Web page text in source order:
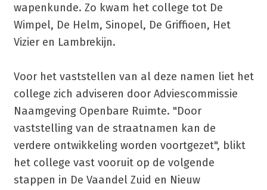
wapenkunde. Zo kwam het college tot De
Wimpel, De Helm, Sinopel, De Griffioen, Het
Vizier en Lambrekijn.
Voor het vaststellen van al deze namen liet het
college zich adviseren door Adviescommissie
Naamgeving Openbare Ruimte. "Door
vaststelling van de straatnamen kan de
verdere ontwikkeling worden voortgezet", blikt
het college vast vooruit op de volgende
stappen in De Vaandel Zuid en Nieuw